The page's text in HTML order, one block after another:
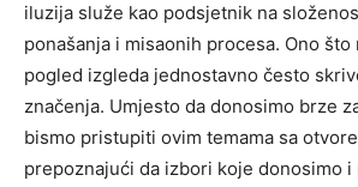
iluzija služe kao podsjetnik na
ponašanja i misaonih procesa. Ono što
pogled izgleda jednostavno često
značenja. Umjesto da donosimo brze
bismo pristupiti ovim temama sa
prepoznajući da izbori koje donosimo i